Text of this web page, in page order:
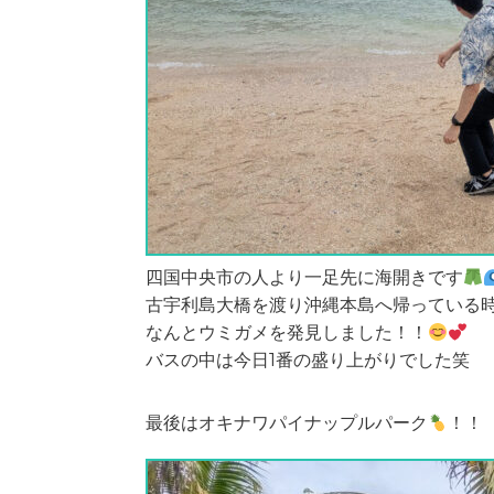
四国中央市の人より一足先に海開きです
古宇利島大橋を渡り沖縄本島へ帰っている
なんとウミガメを発見しました！！
バスの中は今日1番の盛り上がりでした笑
最後はオキナワパイナップルパーク ！！